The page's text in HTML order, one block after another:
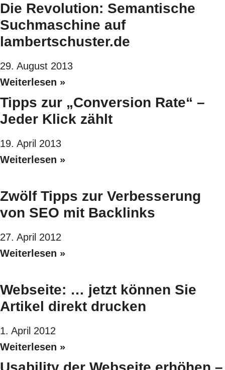
Die Revolution: Semantische
Suchmaschine auf
lambertschuster.de
29. August 2013
Weiterlesen »
Tipps zur „Conversion Rate“ –
Jeder Klick zählt
19. April 2013
Weiterlesen »
Zwölf Tipps zur Verbesserung
von SEO mit Backlinks
27. April 2012
Weiterlesen »
Webseite: … jetzt können Sie
Artikel direkt drucken
1. April 2012
Weiterlesen »